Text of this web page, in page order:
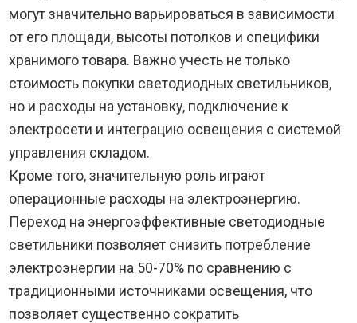
могут значительно варьироваться в зависимости
от его площади, высоты потолков и специфики
хранимого товара. Важно учесть не только
стоимость покупки светодиодных светильников,
но и расходы на установку, подключение к
электросети и интеграцию освещения с системой
управления складом.
Кроме того, значительную роль играют
операционные расходы на электроэнергию.
Переход на энергоэффективные светодиодные
светильники позволяет снизить потребление
электроэнергии на 50-70% по сравнению с
традиционными источниками освещения, что
позволяет существенно сократить